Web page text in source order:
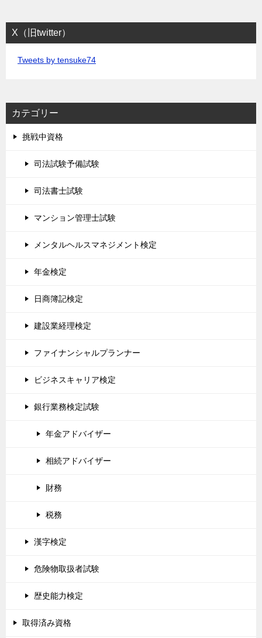
X（旧twitter）
Tweets by tensuke74
カテゴリー
挑戦中資格
司法試験予備試験
司法書士試験
マンション管理士試験
メンタルヘルスマネジメント検定
年金検定
日商簿記検定
建設業経理検定
ファイナンシャルプランナー
ビジネスキャリア検定
銀行業務検定試験
年金アドバイザー
相続アドバイザー
財務
税務
漢字検定
危険物取扱者試験
歴史能力検定
取得済み資格